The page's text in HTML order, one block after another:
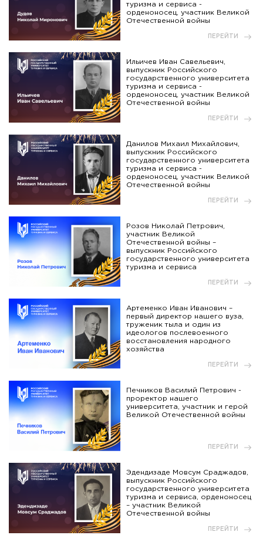
туризма и сервиса -
орденоносец, участник Великой
Отечественной войны
ПЕРЕЙТИ
Ильичев Иван Савельевич,
выпускник Российского
государственного университета
туризма и сервиса -
орденоносец, участник Великой
Отечественной войны
ПЕРЕЙТИ
Данилов Михаил Михайлович,
выпускник Российского
государственного университета
туризма и сервиса -
орденоносец, участник Великой
Отечественной войны
ПЕРЕЙТИ
Розов Николай Петрович,
участник Великой
Отечественной войны –
выпускник Российского
государственного университета
туризма и сервиса
ПЕРЕЙТИ
Артеменко Иван Иванович –
первый директор нашего вуза,
труженик тыла и один из
идеологов послевоенного
восстановления народного
хозяйства
ПЕРЕЙТИ
Печников Василий Петрович -
проректор нашего
университета, участник и герой
Великой Отечественной войны
ПЕРЕЙТИ
Эдендизаде Мовсум Сраджадов,
выпускник Российского
государственного университета
туризма и сервиса, орденоносец
– участник Великой
Отечественной войны
ПЕРЕЙТИ